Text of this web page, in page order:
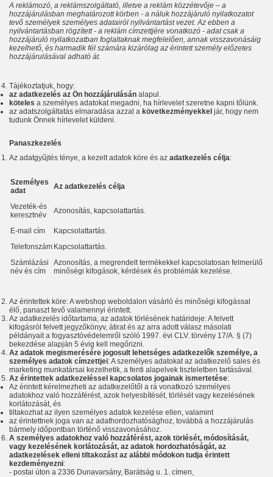
A reklámozó, a reklámszolgáltató, illetve a reklám közzétevője – a
hozzájárulásban meghatározott körben - a náluk hozzájáruló nyilatkozatot
tevő személyek személyes adatairól nyilvántartást vezet. Az ebben a
nyilvántartásban rögzített - a reklám címzettjére vonatkozó - adat csak a
hozzájáruló nyilatkozatban foglaltaknak megfelelően, annak visszavonásáig
kezelhető, és harmadik fél számára kizárólag az érintett személy előzetes
hozzájárulásával adható át.
Tájékoztatjuk, hogy:
az adatkezelés az Ön hozzájárulásán alapul.
köteles a személyes adatokat megadni, ha hírlevelet szeretne kapni tőlünk.
az adatszolgáltatás elmaradása azzal a következményekkel jár, hogy nem
tudunk Önnek hírlevelet küldeni.
Panaszkezelés
Az adatgyűjtés ténye, a kezelt adatok köre és az adatkezelés célja:
Személyes
adat
Az adatkezelés célja
Vezeték-és
keresztnév
Azonosítás, kapcsolattartás.
E-mail cím
Kapcsolattartás.
Telefonszám Kapcsolattartás.
Számlázási
név és cím
Azonosítás, a megrendelt termékekkel kapcsolatosan felmerülő
minőségi kifogások, kérdések és problémák kezelése.
Az érintettek köre: A webshop weboldalon vásárló és minőségi kifogással
élő, panaszt tevő valamennyi érintett.
Az adatkezelés időtartama, az adatok törlésének határideje: A felvett
kifogásról felvett jegyzőkönyv, átirat és az arra adott válasz másolati
példányait a fogyasztóvédelemről szóló 1997. évi CLV. törvény 17/A. § (7)
bekezdése alapján 5 évig kell megőrizni.
Az adatok megismerésére jogosult lehetséges adatkezelők személye, a
személyes adatok címzettjei: A személyes adatokat az adatkezelő sales és
marketing munkatársai kezelhetik, a fenti alapelvek tiszteletben tartásával.
Az érintettek adatkezeléssel kapcsolatos jogainak ismertetése:
Az érintett kérelmezheti az adatkezelőtől a rá vonatkozó személyes
adatokhoz való hozzáférést, azok helyesbítését, törlését vagy kezelésének
korlátozását, és
tiltakozhat az ilyen személyes adatok kezelése ellen, valamint
az érintettnek joga van az adathordozhatósághoz, továbbá a hozzájárulás
bármely időpontban történő visszavonásához.
A személyes adatokhoz való hozzáférést, azok törlését, módosítását,
vagy kezelésének korlátozását, az adatok hordozhatóságát, az
adatkezelések elleni tiltakozást az alábbi módokon tudja érintett
kezdeményezni:
- postai úton a 2336 Dunavarsány, Barátság u. 1.
címen,